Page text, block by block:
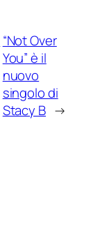
“Not Over
You” è il
nuovo
singolo di
Stacy B →